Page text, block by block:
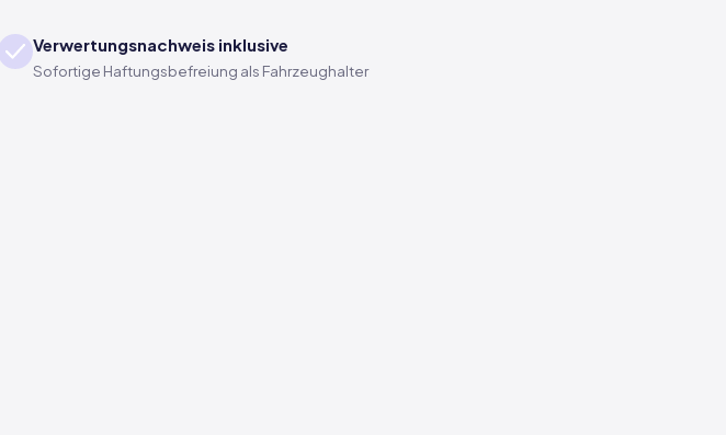
Verwertungsnachweis inklusive
Sofortige Haftungsbefreiung als Fahrzeughalter